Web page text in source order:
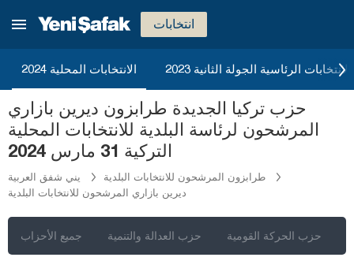
انتخابات
الانتخابات المحلية 2024 2023 الانتخابات الرئاسية الجولة الثانية
حزب تركيا الجديدة طرابزون ديرين بازاري
المرشحون لرئاسة البلدية للانتخابات المحلية
التركية 31 مارس 2024
يني شفق العربية
طرابزون المرشحون للانتخابات البلدية
ديرين بازاري المرشحون للانتخابات البلدية
جميع الأحزاب حزب العدالة والتنمية حزب الحركة القومية
صقاريا
شانلي أورفا
سيرت
سينوب
شرناق
سيفاس
توكات